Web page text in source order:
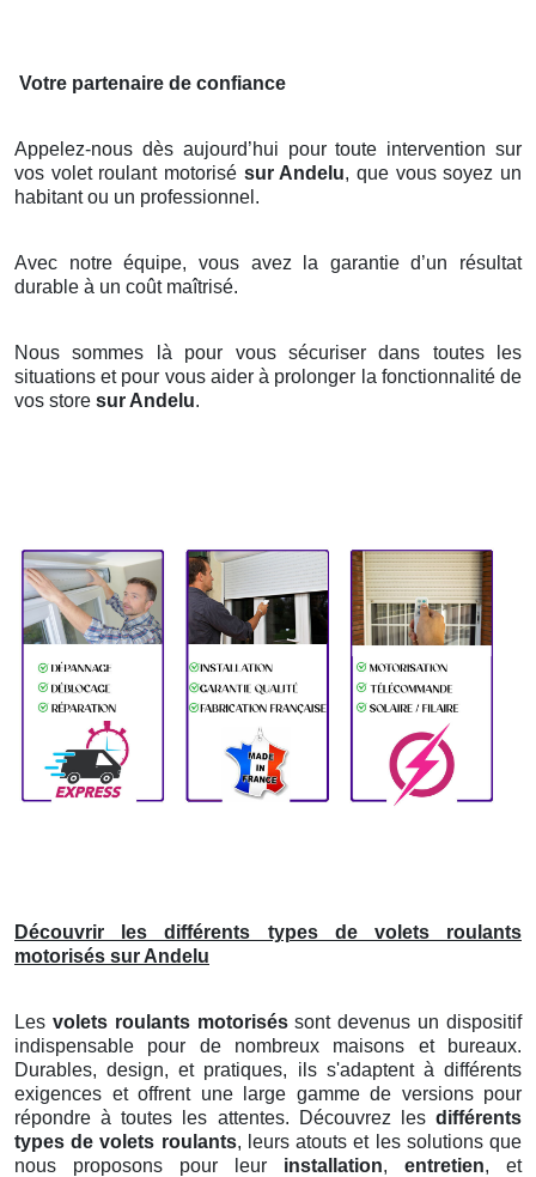
Votre partenaire de confiance
Appelez-nous dès aujourd’hui pour toute intervention sur
vos volet roulant motorisé sur Andelu, que vous soyez un
habitant ou un professionnel.
Avec notre équipe, vous avez la garantie d’un résultat
durable à un coût maîtrisé.
Nous sommes là pour vous sécuriser dans toutes les
situations et pour vous aider à prolonger la fonctionnalité de
vos store sur Andelu.
Découvrir les différents types de volets roulants
motorisés sur Andelu
Les volets roulants motoriséssont devenus un dispositif
indispensable pour de nombreux maisons et bureaux.
Durables, design, et pratiques, ils s'adaptent à différents
exigences et offrent une large gamme de versions pour
répondre à toutes les attentes. Découvrez les différents
types de volets roulants, leurs atouts et les solutions que
nous proposons pour leur installation, entretien, et